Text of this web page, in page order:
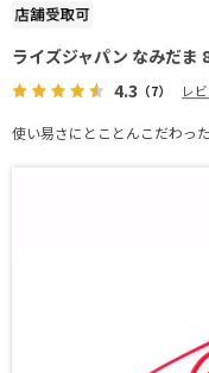
ライズジャパン なみだま
4.3 （7） レ
使い易さにとことんこだわっ